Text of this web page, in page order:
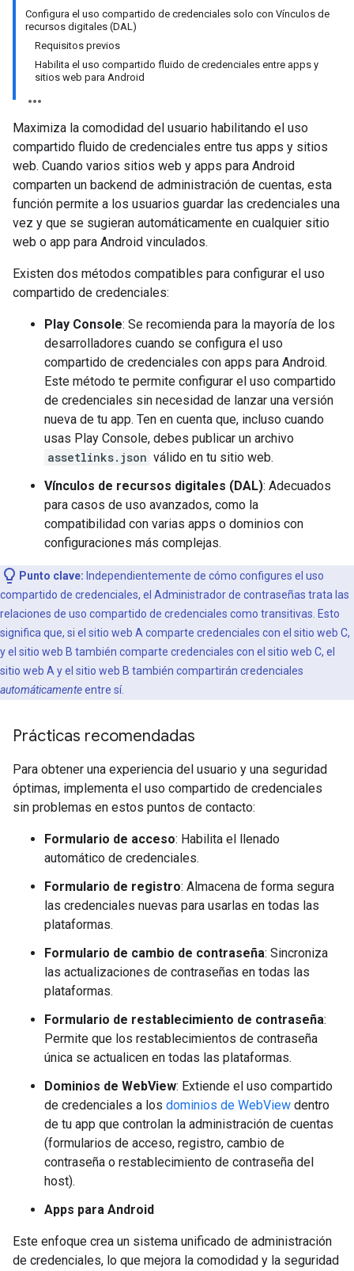
Configura el uso compartido de credenciales solo con Vínculos de
recursos digitales (DAL)
Requisitos previos
Habilita el uso compartido fluido de credenciales entre apps y
sitios web para Android
Maximiza la comodidad del usuario habilitando el uso
compartido fluido de credenciales entre tus apps y sitios
web. Cuando varios sitios web y apps para Android
comparten un backend de administración de cuentas, esta
función permite a los usuarios guardar las credenciales una
vez y que se sugieran automáticamente en cualquier sitio
web o app para Android vinculados.
Existen dos métodos compatibles para configurar el uso
compartido de credenciales:
Play Console: Se recomienda para la mayoría de los
desarrolladores cuando se configura el uso
compartido de credenciales con apps para Android.
Este método te permite configurar el uso compartido
de credenciales sin necesidad de lanzar una versión
nueva de tu app. Ten en cuenta que, incluso cuando
usas Play Console, debes publicar un archivo
assetlinks.json válido en tu sitio web.
Vínculos de recursos digitales (DAL): Adecuados
para casos de uso avanzados, como la
compatibilidad con varias apps o dominios con
configuraciones más complejas.
Punto clave: Independientemente de cómo configures el uso
compartido de credenciales, el Administrador de contraseñas trata las
relaciones de uso compartido de credenciales como transitivas. Esto
significa que, si el sitio web A comparte credenciales con el sitio web C,
y el sitio web B también comparte credenciales con el sitio web C, el
sitio web A y el sitio web B también compartirán credenciales
automáticamenteentre sí.
Prácticas recomendadas
Para obtener una experiencia del usuario y una seguridad
óptimas, implementa el uso compartido de credenciales
sin problemas en estos puntos de contacto:
Formulario de acceso: Habilita el llenado
automático de credenciales.
Formulario de registro: Almacena de forma segura
las credenciales nuevas para usarlas en todas las
plataformas.
Formulario de cambio de contraseña: Sincroniza
las actualizaciones de contraseñas en todas las
plataformas.
Formulario de restablecimiento de contraseña:
Permite que los restablecimientos de contraseña
única se actualicen en todas las plataformas.
Dominios de WebView: Extiende el uso compartido
de credenciales a los dominios de WebView dentro
de tu app que controlan la administración de cuentas
(formularios de acceso, registro, cambio de
contraseña o restablecimiento de contraseña del
host).
Apps para Android
Este enfoque crea un sistema unificado de administración
de credenciales, lo que mejora la comodidad y la seguridad